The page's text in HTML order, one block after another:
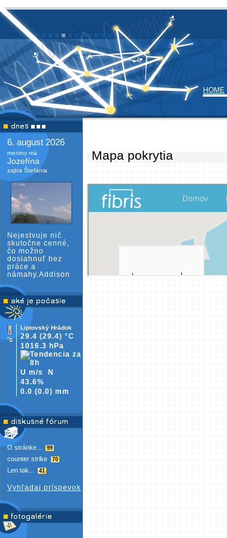
HOME
6. august 2026
meniny má
Jozefína
zajtra Štefánia
Nejestvuje nič
skutočne cenné,
čo možno
dosiahnuť bez
práce a
námahy.Addison
Liptovský Hrádok
29.4 (29.4) °C
1016.3 hPa
U m/s
N
43.6%
0.0 (0.0) mm
O stránke... 99
counter strike 70
Len tak... 41
Vyhľadaj príspevok
Mapa pokrytia